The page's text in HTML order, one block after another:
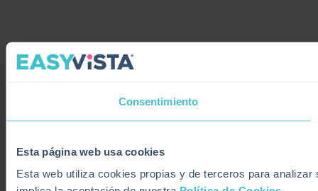
Consentimiento
Esta página web usa cookies
Esta web utiliza cookies propias y de terceros para